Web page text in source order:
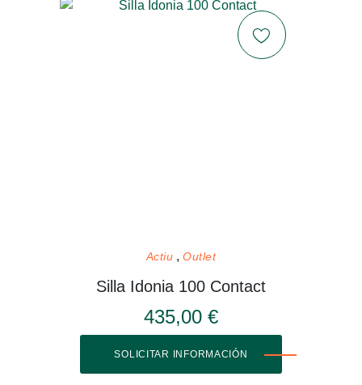
Actiu Outlet
Silla Idonia 100 Contact
435,00 €
SOLICITAR INFORMACIÓN